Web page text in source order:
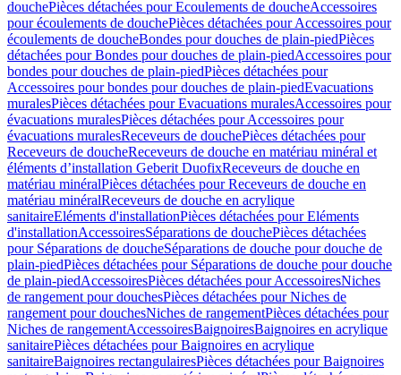
douchePièces détachées pour Ecoulements de doucheAccessoires
pour écoulements de douchePièces détachées pour Accessoires pour
écoulements de doucheBondes pour douches de plain-piedPièces
détachées pour Bondes pour douches de plain-piedAccessoires pour
bondes pour douches de plain-piedPièces détachées pour
Accessoires pour bondes pour douches de plain-piedEvacuations
muralesPièces détachées pour Evacuations muralesAccessoires pour
évacuations muralesPièces détachées pour Accessoires pour
évacuations muralesReceveurs de douchePièces détachées pour
Receveurs de doucheReceveurs de douche en matériau minéral et
éléments d’installation Geberit DuofixReceveurs de douche en
matériau minéralPièces détachées pour Receveurs de douche en
matériau minéralReceveurs de douche en acrylique
sanitaireEléments d'installationPièces détachées pour Eléments
d'installationAccessoiresSéparations de douchePièces détachées
pour Séparations de doucheSéparations de douche pour douche de
plain-piedPièces détachées pour Séparations de douche pour douche
de plain-piedAccessoiresPièces détachées pour AccessoiresNiches
de rangement pour douchesPièces détachées pour Niches de
rangement pour douchesNiches de rangementPièces détachées pour
Niches de rangementAccessoiresBaignoiresBaignoires en acrylique
sanitairePièces détachées pour Baignoires en acrylique
sanitaireBaignoires rectangulairesPièces détachées pour Baignoires